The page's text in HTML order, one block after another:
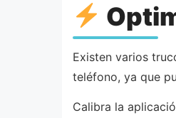
Existen varios
teléfono, ya que
Calibra la